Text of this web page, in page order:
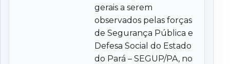
gerais a serem
observados pelas forças
de Segurança Pública e
Defesa Social do Estado
do Pará – SEGUP/PA, no